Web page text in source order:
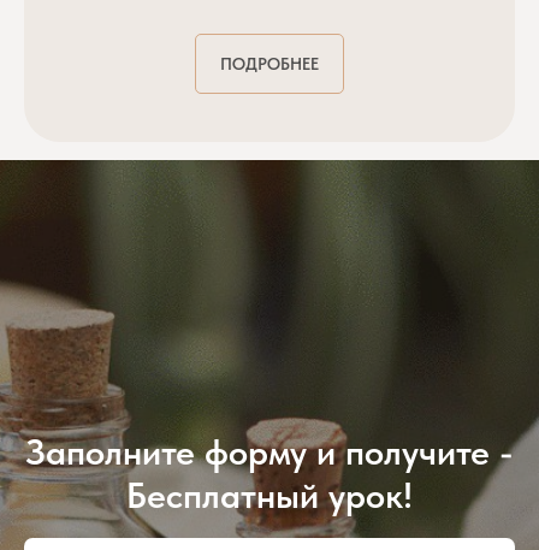
ПОДРОБНЕЕ
Заполните форму и получите -
Бесплатный урок!